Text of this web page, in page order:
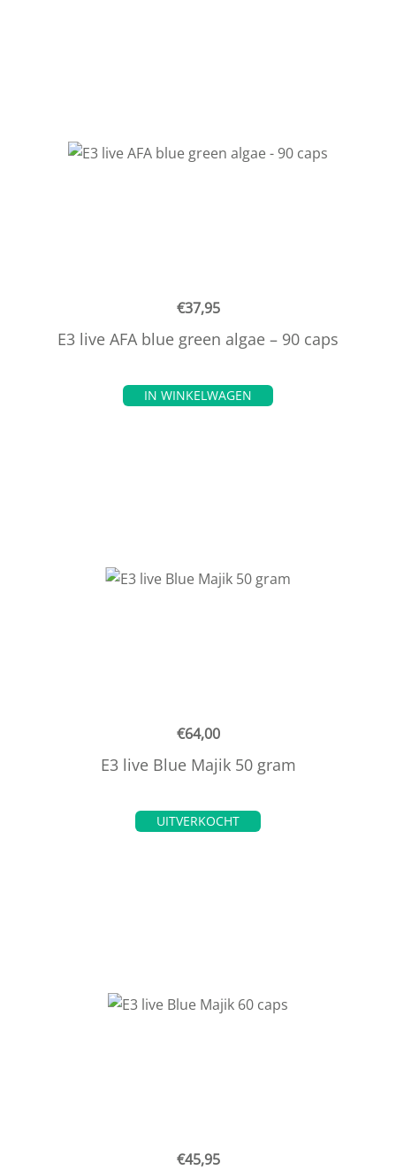
€37,95
E3 live AFA blue green algae – 90 caps
IN WINKELWAGEN
€64,00
E3 live Blue Majik 50 gram
UITVERKOCHT
€45,95